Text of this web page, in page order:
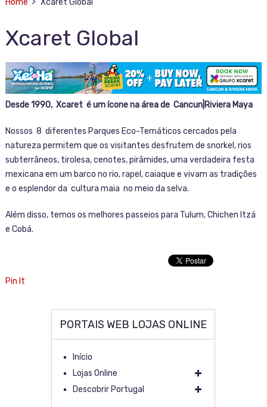
Home Xcaret Global
Xcaret Global
Desde 1990, Xcaret é um ícone na área de Cancun|Riviera Maya
Nossos 8 diferentes Parques Eco-Temáticos cercados pela
natureza permitem que os visitantes desfrutem de snorkel, rios
subterrâneos, tirolesa, cenotes, pirâmides, uma verdadeira festa
mexicana em um barco no rio, rapel, caiaque e vivam as tradições
e o esplendor da cultura maia no meio da selva.
Além disso, temos os melhores passeios para Tulum, Chichen Itzá
e Cobá.
Pin It
PORTAIS WEB LOJAS ONLINE
Início
Lojas Online
Descobrir Portugal